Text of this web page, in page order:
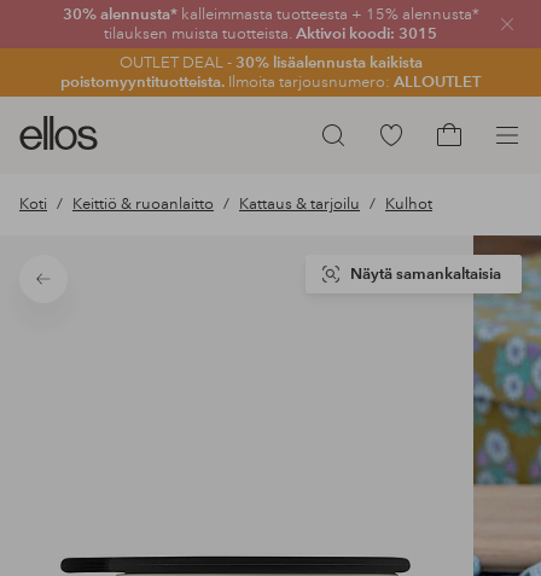
30% alennusta*kalleimmasta tuotteesta + 15% alennusta*
tilauksen muista tuotteista. Aktivoi koodi: 3015
OUTLET DEAL -30% lisäalennusta kaikista
poistomyyntituotteista. Ilmoita tarjousnumero: ALLOUTLET
Sulje
Hae
Ellos-
logo
siirry
Siirry
suosikkituotteisiin
Koti Keittiö & ruoanlaitto Kattaus & tarjoilu Kulhot
Takaisin
Näytä samankaltaisia